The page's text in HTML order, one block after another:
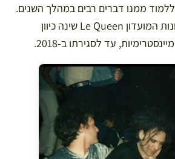
ללמוד ממנו דברים רבים במהלך השנים.
בשנותיו האחרונות המועדון Le Queen שינה כיוון
עד לסגירתו ב-2018.